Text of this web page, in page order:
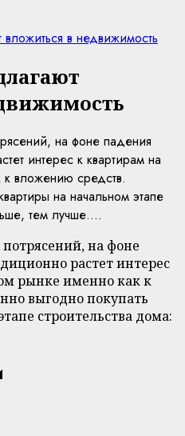
в недвижимость
на фоне падения
интерес к квартирам на
вложению средств.
на начальном этапе
тем лучше....
на фоне
растет интерес
рынке именно как к
выгодно покупать
строительства дома: